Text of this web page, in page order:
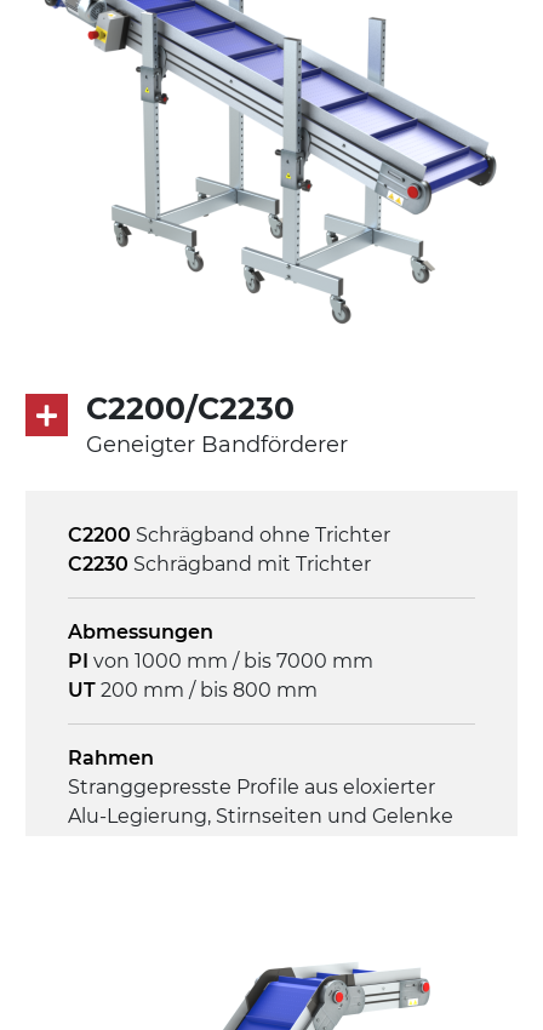
druckgegossener Alu-Legierung, Beine
aus verzinktem Metallrohr, Stellfüße
Förderfläche
mit Gliedern aus PP Oberfläche blau
Mehrfachspannung 230/400Vac-50Hz-
3Ph
Überlastungsschutz
C2200/C2230
Geneigter Bandförderer
C2200 Schrägband ohne Trichter
C2230 Schrägband mit Trichter
Abmessungen
PI von 1000 mm / bis 7000 mm
UT 200 mm / bis 800 mm
Rahmen
Stranggepresste Profile aus eloxierter
Alu-Legierung, Stirnseiten und Gelenke